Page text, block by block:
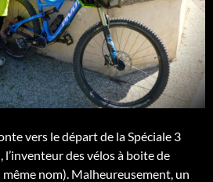
vers le départ de la Spéciale 3
l’inventeur des vélos à boite de
nom). Malheureusement, un